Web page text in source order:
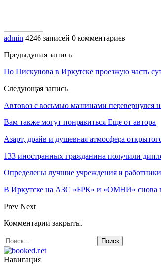
admin 4246 записей 0 комментариев
Предыдущая запись
По Пискунова в Иркутске проезжую часть
Следующая запись
Автовоз с восьмью машинами перевернулся
Вам также могут понравиться Еще от автора
Азарт, драйв и душевная атмосфера
133 иностранных гражданина получили
Определены лучшие учреждения и
В Иркутске на АЗС «БРК» и «ОМНИ» снова
Prev Next
Комментарии закрыты.
Навигация